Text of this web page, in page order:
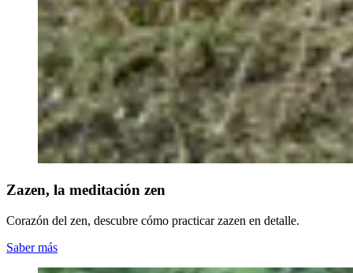
Zazen, la meditación zen
Corazón del zen, descubre cómo practicar zazen en detalle.
Saber más